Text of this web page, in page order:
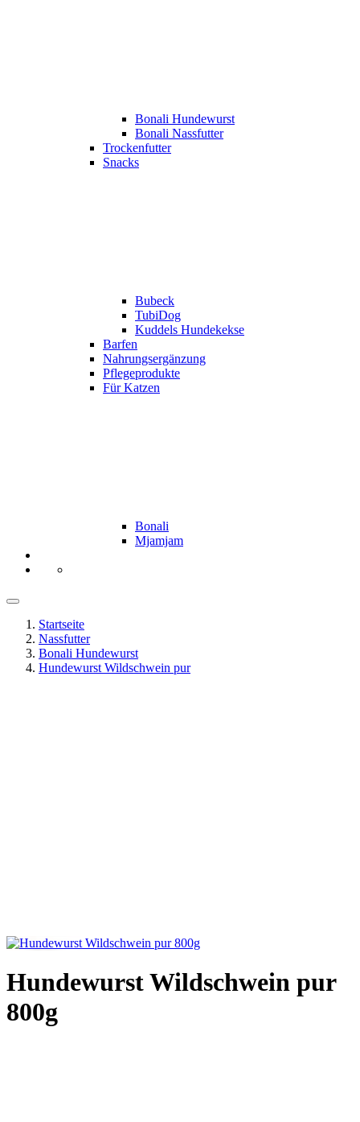
Bonali Hundewurst
Bonali Nassfutter
Trockenfutter
Snacks
Bubeck
TubiDog
Kuddels Hundekekse
Barfen
Nahrungsergänzung
Pflegeprodukte
Für Katzen
Bonali
Mjamjam
Startseite
Nassfutter
Bonali Hundewurst
Hundewurst Wildschwein pur
Hundewurst Wildschwein pur
800g